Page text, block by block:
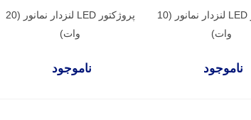
پروژکتور LED لنزدار نمانور (10
وات)
ناموجود
پروژکتور LED لنزدار نمانور (20
وات)
ناموجود